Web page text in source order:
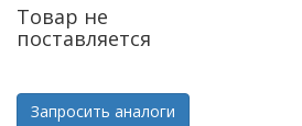
Товар не
поставляется
Запросить аналоги